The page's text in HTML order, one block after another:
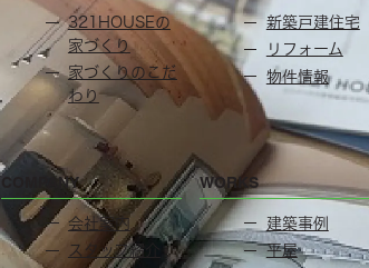
321HOUSEの
家づくり
家づくりのこだ
わり
新築戸建住宅
リフォーム
物件情報
COMPANY
会社案内
スタッフ紹介
WORKS
建築事例
平屋